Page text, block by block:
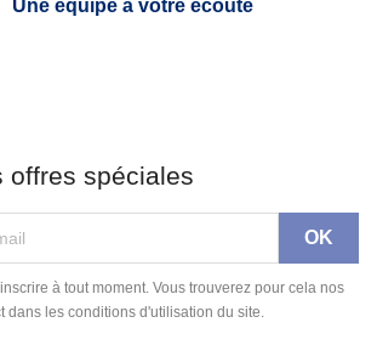
Une équipe à votre écoute
offres spéciales
à tout moment. Vous trouverez pour cela nos
dans les conditions d'utilisation du site.